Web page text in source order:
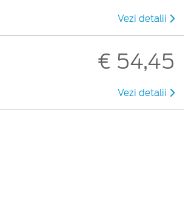
Vezi detalii
€ 54,45
Vezi detalii